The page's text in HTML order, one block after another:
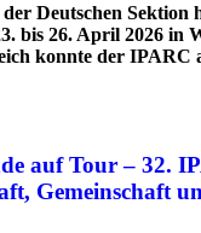
Deutschen Sektion
bis 26. April 2026 in
konnte der IPARC
auf Tour – 32.
Gemeinschaft